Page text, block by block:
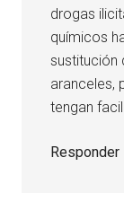
drogas
químicos
sustitución
aranceles,
tengan
Responder